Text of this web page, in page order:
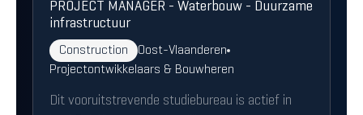
PROJECT MANAGER - Waterbouw - Duurzame
infrastructuur
Construction
Oost-Vlaanderen
Projectontwikkelaars & Bouwheren
Dit vooruitstrevende studiebureau is actief in